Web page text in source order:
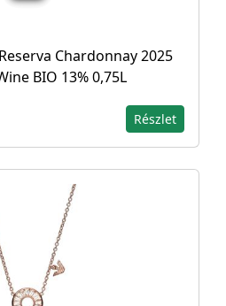
Chardonnay 2025
BIO 13% 0,75L
Részlet